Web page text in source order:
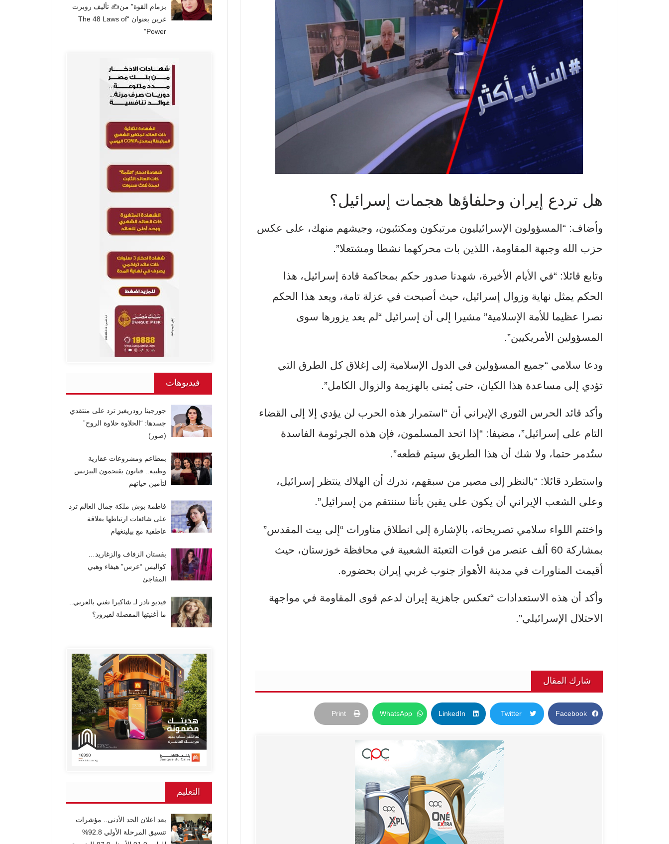
هل تردع إيران وحلفاؤها هجمات إسرائيل؟
وأضاف: “المسؤولون الإسرائيليون مرتبكون ومكتئبون، وجيشهم منهك، على عكس
حزب الله وجبهة المقاومة، اللذين بات محركهما نشطا ومشتعلا”.
وتابع قائلا: “في الأيام الأخيرة، شهدنا صدور حكم بمحاكمة قادة إسرائيل، هذا
الحكم يمثل نهاية وزوال إسرائيل، حيث أصبحت في عزلة تامة، ويعد هذا الحكم
نصرا عظيما للأمة الإسلامية” مشيرا إلى أن إسرائيل “لم يعد يزورها سوى
المسؤولين الأمريكيين”.
ودعا سلامي “جميع المسؤولين في الدول الإسلامية إلى إغلاق كل الطرق التي
تؤدي إلى مساعدة هذا الكيان، حتى يُمنى بالهزيمة والزوال الكامل”.
وأكد قائد الحرس الثوري الإيراني أن “استمرار هذه الحرب لن يؤدي إلا إلى القضاء
التام على إسرائيل”، مضيفا: “إذا اتحد المسلمون، فإن هذه الجرثومة الفاسدة
ستُدمر حتما، ولا شك أن هذا الطريق سيتم قطعه”.
واستطرد قائلا: “بالنظر إلى مصير من سبقهم، ندرك أن الهلاك ينتظر إسرائيل،
وعلى الشعب الإيراني أن يكون على يقين بأننا سننتقم من إسرائيل”.
واختتم اللواء سلامي تصريحاته، بالإشارة إلى انطلاق مناورات “إلى بيت المقدس”
بمشاركة 60 ألف عنصر من قوات التعبئة الشعبية في محافظة خوزستان، حيث
أقيمت المناورات في مدينة الأهواز جنوب غربي إيران بحضوره.
وأكد أن هذه الاستعدادات “تعكس جاهزية إيران لدعم قوى المقاومة في مواجهة
الاحتلال الإسرائيلي”.
شارك المقال
Facebook
Twitter
LinkedIn
WhatsApp
Print
بزمام القوة” من✍ تأليف روبرت
غرين بعنوان “The 48 Laws of
Power”
فيديوهات
جورجينا رودريغيز ترد على منتقدي
جسدها: “الحلاوة حلاوة الروح”
(صور)
بمطاعم ومشروعات عقارية
وطبية.. فنانون يقتحمون البيزنس
لتأمين حياتهم
فاطمة بوش ملكة جمال العالم ترد
على شائعات ارتباطها بعلاقة
عاطفية مع بيلينغهام
بفستان الزفاف والزغاريد…
كواليس “عرس” هيفاء وهبي
المفاجئ
فيديو نادر لـ شاكيرا تغني بالعربي..
ما أغنيتها المفضلة لفيروز؟
التعليم
بعد اعلان الحد الأدنى.. مؤشرات
تنسيق المرحلة الأولي 92.8%